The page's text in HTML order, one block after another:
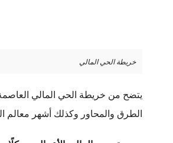
خريطة الحي المالي
يتضح من خريطة الحي المالي
الطرق والمحاور وكذلك أشهر معالم